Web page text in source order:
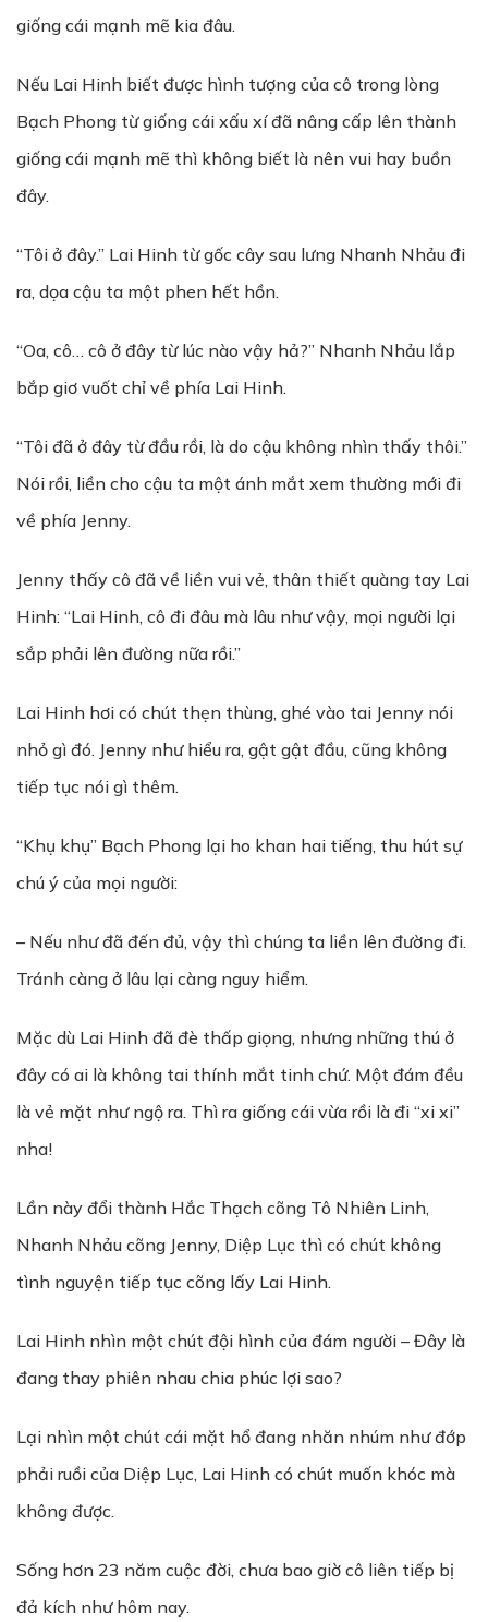
giống cái mạnh mẽ kia đâu.
Nếu Lai Hinh biết được hình tượng của cô trong lòng
Bạch Phong từ giống cái xấu xí đã nâng cấp lên thành
giống cái mạnh mẽ thì không biết là nên vui hay buồn
đây.
“Tôi ở đây.” Lai Hinh từ gốc cây sau lưng Nhanh Nhảu đi
ra, dọa cậu ta một phen hết hồn.
“Oa, cô… cô ở đây từ lúc nào vậy hả?” Nhanh Nhảu lắp
bắp giơ vuốt chỉ về phía Lai Hinh.
“Tôi đã ở đây từ đầu rồi, là do cậu không nhìn thấy thôi.”
Nói rồi, liền cho cậu ta một ánh mắt xem thường mới đi
về phía Jenny.
Jenny thấy cô đã về liền vui vẻ, thân thiết quàng tay Lai
Hinh: “Lai Hinh, cô đi đâu mà lâu như vậy, mọi người lại
sắp phải lên đường nữa rồi.”
Lai Hinh hơi có chút thẹn thùng, ghé vào tai Jenny nói
nhỏ gì đó. Jenny như hiểu ra, gật gật đầu, cũng không
tiếp tục nói gì thêm.
“Khụ khụ” Bạch Phong lại ho khan hai tiếng, thu hút sự
chú ý của mọi người:
– Nếu như đã đến đủ, vậy thì chúng ta liền lên đường đi.
Tránh càng ở lâu lại càng nguy hiểm.
Mặc dù Lai Hinh đã đè thấp giọng, nhưng những thú ở
đây có ai là không tai thính mắt tinh chứ. Một đám đều
là vẻ mặt như ngộ ra. Thì ra giống cái vừa rồi là đi “xi xi”
nha!
Lần này đổi thành Hắc Thạch cõng Tô Nhiên Linh,
Nhanh Nhảu cõng Jenny, Diệp Lục thì có chút không
tình nguyện tiếp tục cõng lấy Lai Hinh.
Lai Hinh nhìn một chút đội hình của đám người – Đây là
đang thay phiên nhau chia phúc lợi sao?
Lại nhìn một chút cái mặt hổ đang nhăn nhúm như đớp
phải ruồi của Diệp Lục, Lai Hinh có chút muốn khóc mà
không được.
Sống hơn 23 năm cuộc đời, chưa bao giờ cô liên tiếp bị
đả kích như hôm nay.